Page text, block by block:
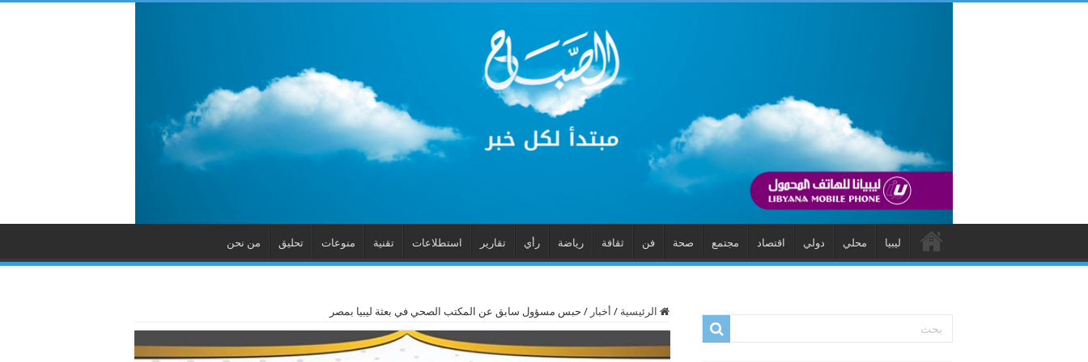
ليبيا محلي دولي اقتصاد مجتمع صحة فن ثقافة رياضة رأي تقارير استطلاعات تقنية منوعات تحليق من نحن
الرئيسية / أخبار / حبس مسؤول سابق عن المكتب الصحي في بعثة ليبيا بمصر